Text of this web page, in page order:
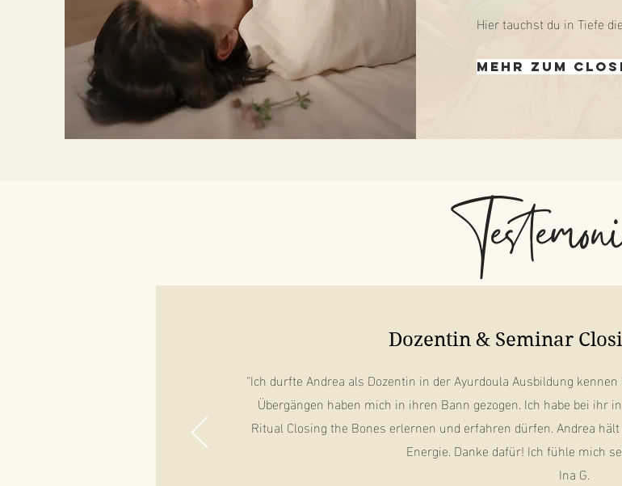
Hier tauchst du in Tiefe
Mehr zum
Dozentin & Seminar
"Ich durfte Andrea als Dozentin in der Ayurdoula Ausbildung
Übergängen haben mich in ihren Bann gezogen. Ich habe bei
Ritual Closing the Bones erlernen und erfahren dürfen. Andrea
Energie. Danke dafür! Ich fühle mich
Ina G.